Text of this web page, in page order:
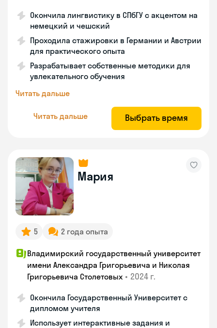
Окончила лингвистику в СПбГУ с акцентом на
немецкий и чешский
Проходила стажировки в Германии и Австрии
для практического опыта
Разрабатывает собственные методики для
увлекательного обучения
Читать дальше
Читать дальше Выбрать время
Мария
5 2 года опыта
Владимирский государственный университет
имени Александра Григорьевича и Николая
Григорьевича Столетовых • 2024 г.
Окончила Государственный Университет с
дипломом учителя
Использует интерактивные задания и